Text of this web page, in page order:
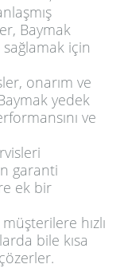
Baymak
sağlamak için
onarım ve
yedek
ve
garanti
ek bir
hızlı
bile kısa